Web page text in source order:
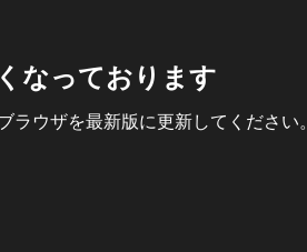
なっております
ウザを最新版に更新してください。